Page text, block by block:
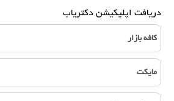
دریافت اپلیکیشن دکتریاب
کافه بازار
مایکت